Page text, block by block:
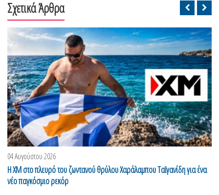
Σχετικά Άρθρα
04 Αυγούστου 2026
Η XM στο πλευρό του ζωντανού θρύλου Χαράλαμπου Ταϊγανίδη για ένα
νέο παγκόσμιο ρεκόρ